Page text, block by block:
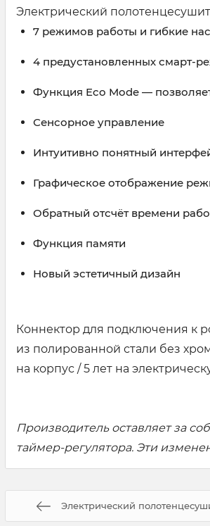
Электрический
7 режимов работы и гибкие
4 предустановленных смарт-
Функция Eco Mode —
Сенсорное управление
Интуитивно понятный
Графическое отображение
Обратный отсчёт времени
Функция памяти
Новый эстетичный дизайн
Коннектор для подключения к
из полированной стали без
на корпус / 5 лет на
Производитель оставляет за
таймер-регулятора. Эти
Электрический